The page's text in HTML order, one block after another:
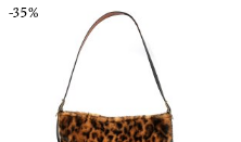
-35%